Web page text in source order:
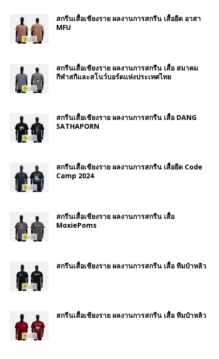
สกรีนเสื้อเชียงราย ผลงานการสกรีน เสื้อยืด อาสา
MFU
สกรีนเสื้อเชียงราย ผลงานการสกรีน เสื้อ สมาคม
กีฬาสกีและสโนว์บอร์ดแห่งประเทศไทย
สกรีนเสื้อเชียงราย ผลงานการสกรีน เสื้อ DANG
SATHAPORN
สกรีนเสื้อเชียงราย ผลงานการสกรีน เสื้อยืด Code
Camp 2024
สกรีนเสื้อเชียงราย ผลงานการสกรีน เสื้อ
MoxiePoms
สกรีนเสื้อเชียงราย ผลงานการสกรีน เสื้อ ทีมป๋าหลิว
สกรีนเสื้อเชียงราย ผลงานการสกรีน เสื้อ ทีมป๋าหลิว